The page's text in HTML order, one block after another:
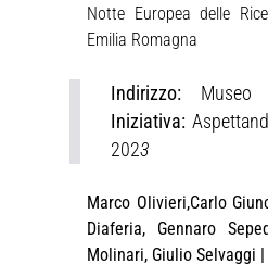
Notte Europea delle
Emilia Romagna
Indirizzo: Museo
Iniziativa:
2023
Marco Olivieri,Carlo
Diaferia, Gennaro
Molinari, Giulio Selvaggi |